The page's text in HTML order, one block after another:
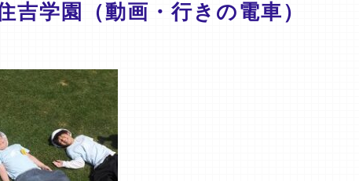
吉学園（動画・行きの電車）